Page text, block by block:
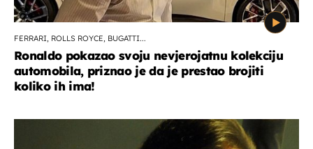
FERRARI, ROLLS ROYCE, BUGATTI...
Ronaldo pokazao svoju nevjerojatnu kolekciju
automobila, priznao je da je prestao brojiti
koliko ih ima!